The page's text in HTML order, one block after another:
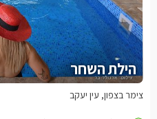
הילת השחר
צימר בצפון, עין יעקב